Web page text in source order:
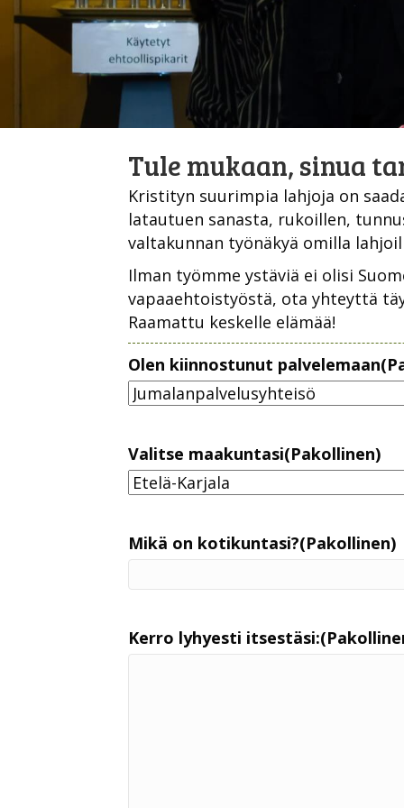
Tule mukaan, sinua
Kristityn suurimpia lahjoja on
latautuen sanasta, rukoillen,
valtakunnan työnäkyä omilla
Ilman työmme ystäviä ei olisi
vapaaehtoistyöstä, ota yhteyttä
Raamattu keskelle elämää!
Olen kiinnostunut palvelemaan
Valitse maakuntasi(Pakollinen)
Mikä on kotikuntasi?(Pakollinen)
Kerro lyhyesti itsestäsi: